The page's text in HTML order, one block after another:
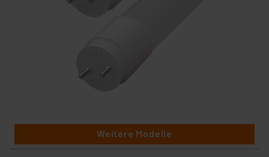
Weitere Modelle